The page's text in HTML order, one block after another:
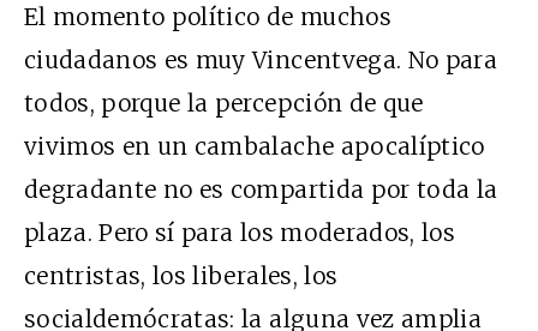
El momento político de muchos
ciudadanos es muy Vincentvega. No para
todos, porque la percepción de que
vivimos en un cambalache apocalíptico
degradante no es compartida por toda la
plaza. Pero sí para los moderados, los
centristas, los liberales, los
socialdemócratas: la alguna vez amplia